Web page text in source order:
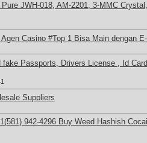
JWH-018, AM-2201, 3-MMC
Casino #Top 1 Bisa Main dengan
fake Passports, Drivers License , Id
Suppliers
942-4296 Buy Weed Hashish